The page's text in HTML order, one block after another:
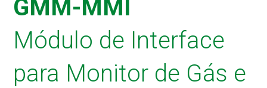
GMM-MMI
Módulo de Interface
para Monitor de Gás e